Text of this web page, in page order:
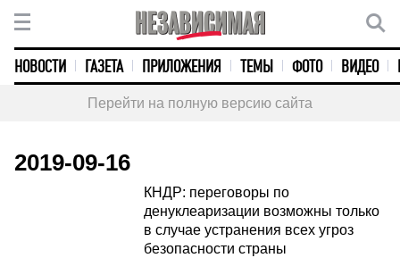
НОВОСТИ ГАЗЕТА ПРИЛОЖЕНИЯ ТЕМЫ ФОТО ВИДЕО
Перейти на полную версию сайта
2019-09-16
КНДР: переговоры по
денуклеаризации возможны только
в случае устранения всех угроз
безопасности страны